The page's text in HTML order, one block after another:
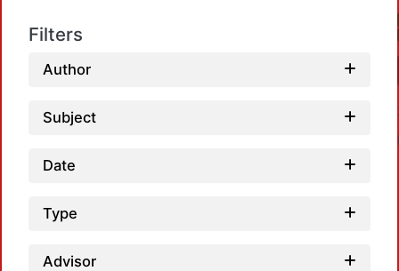
Filters
Author
Subject
Date
Type
Advisor